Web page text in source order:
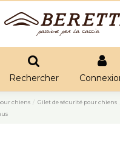
Rechercher
chiens Gilet de sécurité pour chiens